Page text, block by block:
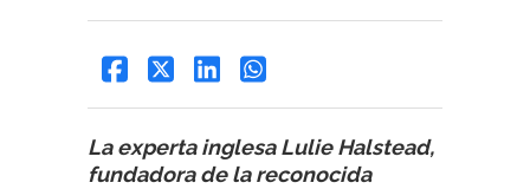
La experta inglesa Lulie Halstead,
fundadora de la reconocida